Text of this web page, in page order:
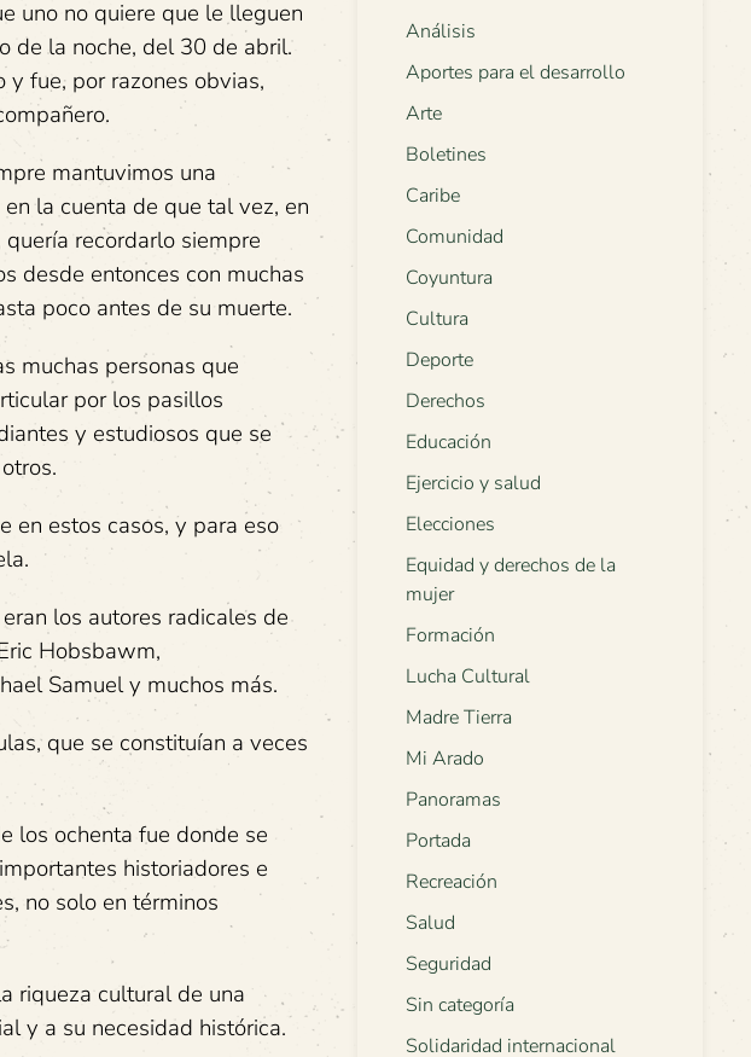
uno no quiere que le lleguen
de la noche, del 30 de abril.
fue, por razones obvias,
mantuvimos una
la cuenta de que tal vez, en
recordarlo siempre
desde entonces con muchas
poco antes de su muerte.
muchas personas que
por los pasillos
y estudiosos que se
en estos casos, y para eso
los autores radicales de
Hobsbawm,
Samuel y muchos más.
que se constituían a veces
los ochenta fue donde se
historiadores e
no solo en términos
riqueza cultural de una
y a su necesidad histórica.
Análisis
Aportes para el desarrollo
Arte
Boletines
Caribe
Comunidad
Coyuntura
Cultura
Deporte
Derechos
Educación
Ejercicio y salud
Elecciones
Equidad y derechos de la
mujer
Formación
Lucha Cultural
Madre Tierra
Mi Arado
Panoramas
Portada
Recreación
Salud
Seguridad
Sin categoría
Solidaridad internacional